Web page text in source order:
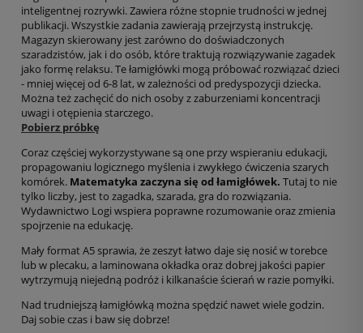
inteligentnej rozrywki. Zawiera różne stopnie trudności w jednej
publikacji. Wszystkie zadania zawierają przejrzystą instrukcję.
Magazyn skierowany jest zarówno do doświadczonych
szaradzistów, jak i do osób, które traktują rozwiązywanie zagadek
jako formę relaksu. Te łamigłówki mogą próbować rozwiązać dzieci
- mniej więcej od 6-8 lat, w zależności od predyspozycji dziecka.
Można też zachęcić do nich osoby z zaburzeniami koncentracji
uwagi i otępienia starczego.
Pobierz próbkę
Coraz częściej wykorzystywane są one przy wspieraniu edukacji,
propagowaniu logicznego myślenia i zwykłego ćwiczenia szarych
komórek. Matematyka zaczyna się od łamigłówek. Tutaj to nie
tylko liczby, jest to zagadka, szarada, gra do rozwiązania.
Wydawnictwo Logi wspiera poprawne rozumowanie oraz zmienia
spojrzenie na edukację.
Mały format A5 sprawia, że zeszyt łatwo daje się nosić w torebce
lub w plecaku, a laminowana okładka oraz dobrej jakości papier
wytrzymują niejedną podróż i kilkanaście ścierań w razie pomyłki.
Nad trudniejszą łamigłówką można spędzić nawet wiele godzin.
Daj sobie czas i baw się dobrze!